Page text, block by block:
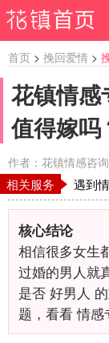
首页 > 挽回爱情 >
花镇情感
值得嫁吗
作者：花镇情感咨
相关服务 遇到
核心结论
相信很多女生
过婚的男人就
是否 好男人
题，看看 情